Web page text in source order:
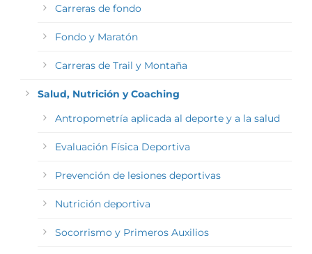
Carreras de fondo
Fondo y Maratón
Carreras de Trail y Montaña
Salud, Nutrición y Coaching
Antropometría aplicada al deporte y a la salud
Evaluación Física Deportiva
Prevención de lesiones deportivas
Nutrición deportiva
Socorrismo y Primeros Auxilios